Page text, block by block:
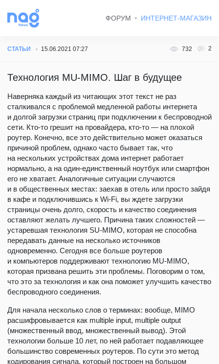
ФОРУМ ИНТЕРНЕТ-МАГАЗИН
СТАТЬИ 15.06.2021 07:27 732 2
Технология MU-MIMO. Шаг в будущее
Наверняка каждый из читающих этот текст не раз
сталкивался с проблемой медленной работы интернета
и долгой загрузки страниц при подключении к беспроводной
сети. Кто-то грешит на провайдера, кто-то — на плохой
роутер. Конечно, все это действительно может оказаться
причиной проблем, однако часто бывает так, что
на нескольких устройствах дома интернет работает
нормально, а на один-единственный ноутбук или смартфон
его не хватает. Аналогичные ситуации случаются
и в общественных местах: заехав в отель или просто зайдя
в кафе и подключившись к Wi-Fi, вы ждете загрузки
страницы очень долго, скорость и качество соединения
оставляют желать лучшего. Причина таких сложностей —
устаревшая технология SU-MIMO, которая не способна
передавать данные на несколько источников
одновременно. Сегодня все больше роутеров
и компьютеров поддерживают технологию MU-MIMO,
которая призвана решить эти проблемы. Поговорим о том,
что это за технология и как она поможет улучшить качество
беспроводного соединения.
Для начала несколько слов о терминах: вообще, MIMO
расшифровывается как multiple input, multiple output
(множественный ввод, множественный вывод). Этой
технологии больше 10 лет, по ней работает подавляющее
большинство современных роутеров. По сути это метод
кодирования сигнала, который построен на большом